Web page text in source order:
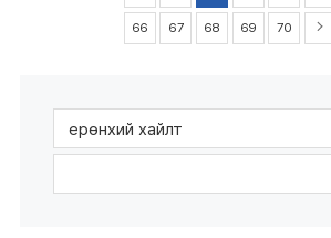
66 67 68 69 70